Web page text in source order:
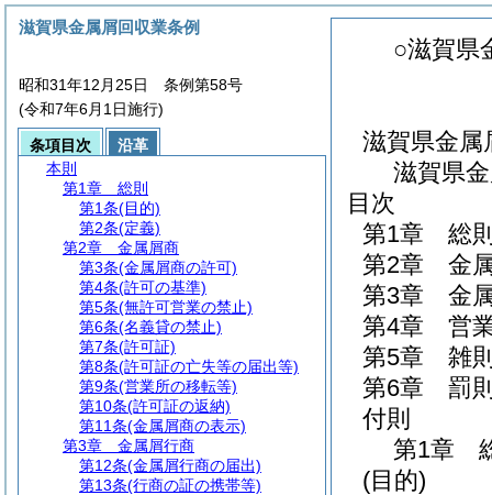
○滋賀県
滋賀県金
滋賀県
目次
第1章
総
第2章
金
第3章
金
第4章
営
第5章
雑
第6章
罰
付則
第1章
(目的)
滋賀県金属屑回収業条例
昭和31年12月25日 条例第58号
(令和7年6月1日施行)
条項目次
沿革
本則
第1章
総則
第1条(目的)
第2条(定義)
第2章
金属屑商
第3条(金属屑商の許可)
第4条(許可の基準)
第5条(無許可営業の禁止)
第6条(名義貸の禁止)
第7条(許可証)
第8条(許可証の亡失等の届出等)
第9条(営業所の移転等)
第10条(許可証の返納)
第11条(金属屑商の表示)
第3章
金属屑行商
第12条(金属屑行商の届出)
第13条(行商の証の携帯等)